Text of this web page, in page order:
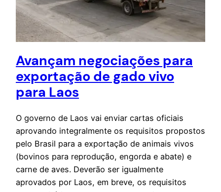
Avançam negociações para
exportação de gado vivo
para Laos
O governo de Laos vai enviar cartas oficiais
aprovando integralmente os requisitos propostos
pelo Brasil para a exportação de animais vivos
(bovinos para reprodução, engorda e abate) e
carne de aves. Deverão ser igualmente
aprovados por Laos, em breve, os requisitos